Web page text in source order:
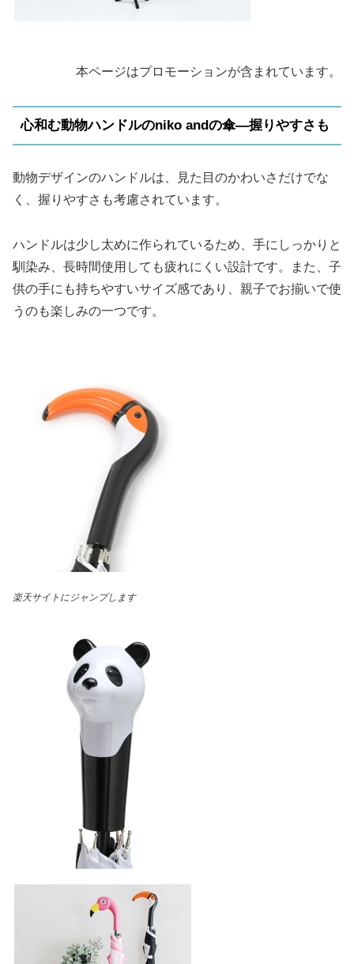
本ページはプロモーションが含まれています。
心和む動物ハンドルのniko andの傘—握りやすさも
動物デザインのハンドルは、見た目のかわいさだけでな
く、握りやすさも考慮されています。
ハンドルは少し太めに作られているため、手にしっかりと
馴染み、長時間使用しても疲れにくい設計です。また、子
供の手にも持ちやすいサイズ感であり、親子でお揃いで使
うのも楽しみの一つです。
楽天サイトにジャンプします